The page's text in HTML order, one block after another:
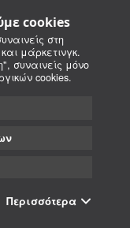
cookies
στη
μάρκετινγκ.
συναινείς μόνο
cookies.
Περισσότερα